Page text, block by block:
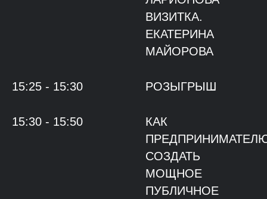
ВИЗИТКА.
ЕКАТЕРИНА
МАЙОРОВА
15:25 - 15:30 РОЗЫГРЫШ
15:30 - 15:50
КАК
СОЗДАТЬ
МОЩНОЕ
ПУБЛИЧНОЕ